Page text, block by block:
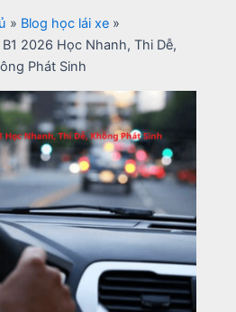
Blog học lái xe
2026 Học Nhanh, Thi Dễ,
Phát Sinh